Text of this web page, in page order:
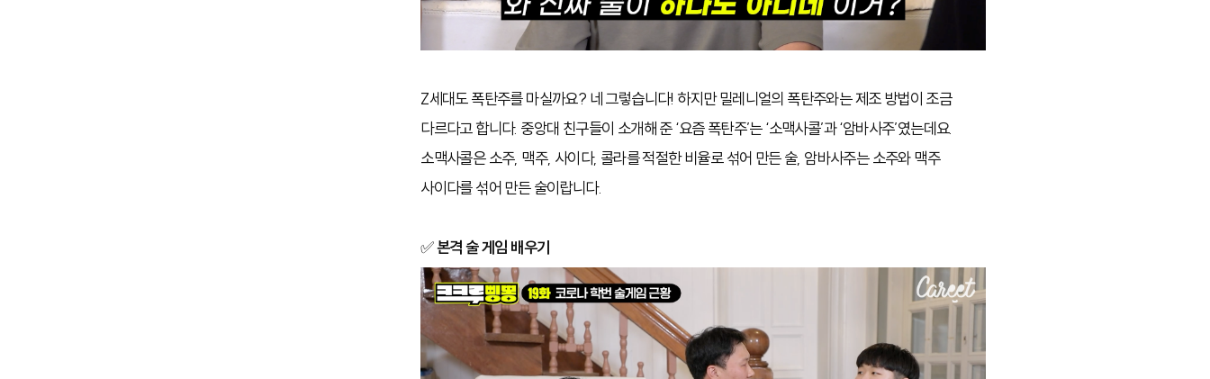
Z세대도 폭탄주를 마실까요? 네 그렇습니다! 하지만 밀레니얼의 폭탄주와는 제조 방법이 조금
다르다고 합니다. 중앙대 친구들이 소개해 준 ‘요즘 폭탄주’는 ‘소맥사콜’과 ‘암바사주’였는데요.
소맥사콜은 소주, 맥주, 사이다, 콜라를 적절한 비율로 섞어 만든 술, 암바사주는 소주와 맥주
사이다를 섞어 만든 술이랍니다.
✅본격 술 게임 배우기